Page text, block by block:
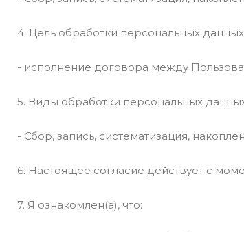
4. Цель обработки персональных
- исполнение договора между
5. Виды обработки персональных
- Сбор, запись, систематизация,
6. Настоящее согласие действует с
7. Я ознакомлен(а), что: